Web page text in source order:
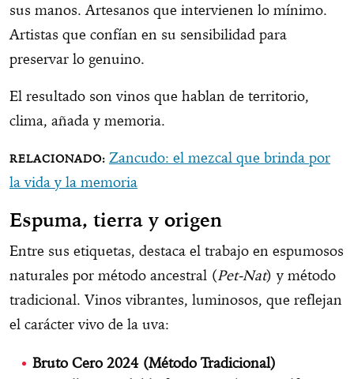
sus manos. Artesanos que intervienen lo mínimo.
Artistas que confían en su sensibilidad para
preservar lo genuino.
El resultado son vinos que hablan de territorio,
clima, añada y memoria.
Zancudo: el mezcal que brinda por
la vida y la memoria
Espuma, tierra y origen
Entre sus etiquetas, destaca el trabajo en espumosos
naturales por método ancestral (Pet-Nat) y método
tradicional. Vinos vibrantes, luminosos, que reflejan
el carácter vivo de la uva:
Bruto Cero 2024 (Método Tradicional)